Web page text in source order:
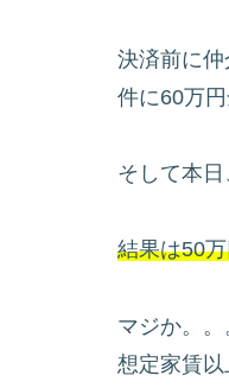
決済前に
件に60万
そして本
結果は50
マジか。。
想定家賃